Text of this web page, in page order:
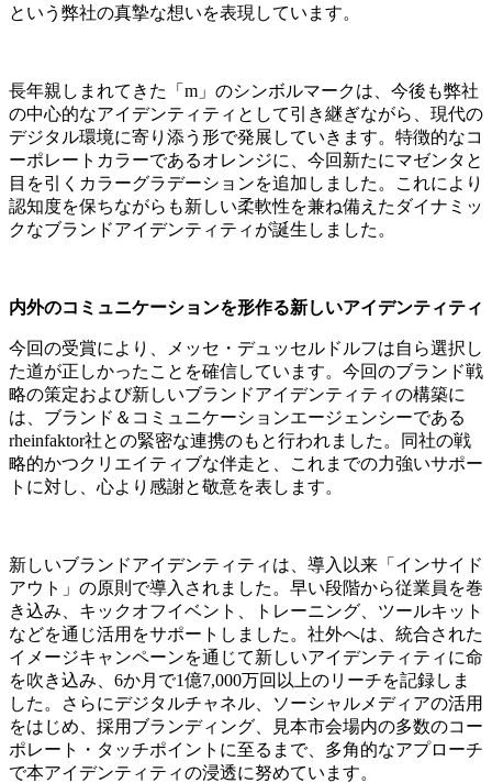
という弊社の真摯な想いを表現しています。
長年親しまれてきた「m」のシンボルマークは、今後も弊社
の中心的なアイデンティティとして引き継ぎながら、現代の
デジタル環境に寄り添う形で発展していきます。特徴的なコ
ーポレートカラーであるオレンジに、今回新たにマゼンタと
目を引くカラーグラデーションを追加しました。これにより
認知度を保ちながらも新しい柔軟性を兼ね備えたダイナミッ
クなブランドアイデンティティが誕生しました。
内外のコミュニケーションを形作る新しいアイデンティティ
今回の受賞により、メッセ・デュッセルドルフは自ら選択し
た道が正しかったことを確信しています。今回のブランド戦
略の策定および新しいブランドアイデンティティの構築に
は、ブランド＆コミュニケーションエージェンシーである
rheinfaktor社との緊密な連携のもと行われました。同社の戦
略的かつクリエイティブな伴走と、これまでの力強いサポー
トに対し、心より感謝と敬意を表します。
新しいブランドアイデンティティは、導入以来「インサイド
アウト」の原則で導入されました。早い段階から従業員を巻
き込み、キックオフイベント、トレーニング、ツールキット
などを通じ活用をサポートしました。社外へは、統合された
イメージキャンペーンを通じて新しいアイデンティティに命
を吹き込み、6か月で1億7,000万回以上のリーチを記録しま
した。さらにデジタルチャネル、ソーシャルメディアの活用
をはじめ、採用ブランディング、見本市会場内の多数のコー
ポレート・タッチポイントに至るまで、多角的なアプローチ
で本アイデンティティの浸透に努めています。